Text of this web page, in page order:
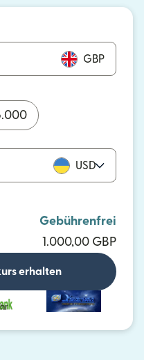
GBP
USD
Gebührenfrei
1.000,00 GBP
erhalten